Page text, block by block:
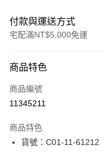
付款與運送方式
宅配滿NT$5,000免運
信用卡一次付款
LINE Pay
街口支付
商品特色
商品編號
11345211
商品特色
貨號：C01-11-61212